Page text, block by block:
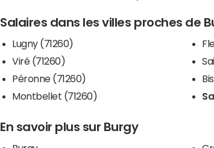
Salaires dans les villes proches de
Lugny (71260)
Viré (71260)
Péronne (71260)
Montbellet (71260)
En savoir plus sur Burgy